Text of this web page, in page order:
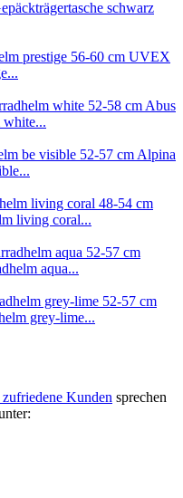
UVEX
Abus
white...
Alpina
living coral...
aqua...
grey-lime...
Kunden sprechen